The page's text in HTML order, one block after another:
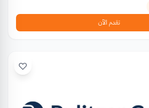
تقدم الآن